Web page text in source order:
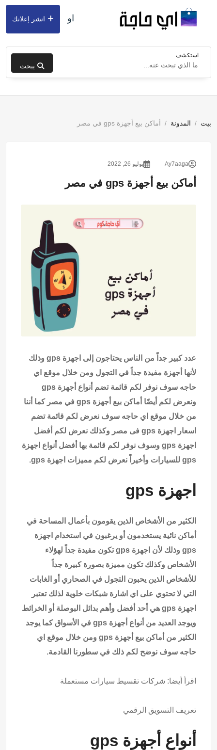
استكشف
يبحث
او انشر إعلانك
بيت المدونة أماكن بيع أجهزة gps في مصر
Ay7aaga يوليو 26, 2022
أماكن بيع أجهزة gps في مصر
عدد كبير جداً من الناس يحتاجون إلى اجهزة gps وذلك
لأنها أجهزة مفيدة جداً في التجول ومن خلال موقع اي
حاجه
سوف نوفر لكم قائمة تضم أنواع أجهزة gps
ونعرض لكم أيضًا أماكن بيع أجهزة gps في مصر كما أننا
من خلال موقع اي حاجه سوف نعرض لكم قائمة تضم
اسعار اجهزة gps فى مصر وكذلك نعرض لكم أفضل
اجهزة gps وسوف نوفر لكم قائمة بها أفضل أنواع اجهزة
gps للسيارات وأخيراً نعرض لكم مميزات اجهزة gps.
اجهزة gps
الكثير من الأشخاص الذين يقومون بأعمال المساحة في
أماكن نائية يستخدمون أو يرغبون في استخدام اجهزة
gps وذلك لأن اجهزة gps تكون مفيدة جداً لهؤلاء
الأشخاص وكذلك تكون مميزة بصورة كبيرة جداً
للأشخاص الذين يحبون التجول في الصحاري أو الغابات
التي لا تحتوي على اي اشارة شبكات خلوية لذلك تعتبر
اجهزة gps هي أحد أفضل وأهم بدائل البوصلة أو الخرائط
ويوجد العديد من أنواع أجهزة gps في الأسواق كما يوجد
الكثير من أماكن بيع أجهزة gps ومن خلال موقع اي
حاجه سوف نوضح لكم ذلك في سطورنا القادمة.
اقرأ أيضا: شركات تقسيط سيارات مستعملة
تعريف التسويق الرقمي
أنواع أجهزة gps